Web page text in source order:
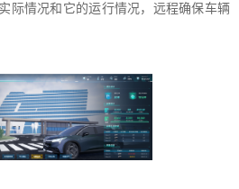
际情况和它的运行情况，远程确保车辆